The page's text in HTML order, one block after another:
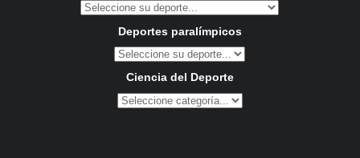
Deportes paralímpicos
Ciencia del Deporte